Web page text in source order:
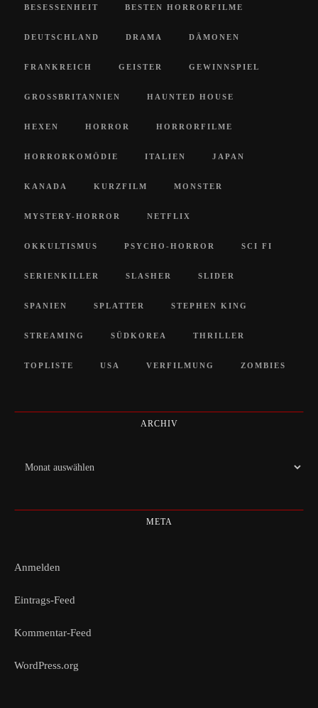
BESESSENHEIT BESTEN HORRORFILME
DEUTSCHLAND DRAMA DÄMONEN
FRANKREICH GEISTER GEWINNSPIEL
GROSSBRITANNIEN HAUNTED HOUSE
HEXEN HORROR HORRORFILME
HORRORKOMÖDIE ITALIEN JAPAN
KANADA KURZFILM MONSTER
MYSTERY-HORROR NETFLIX
OKKULTISMUS PSYCHO-HORROR SCI FI
SERIENKILLER SLASHER SLIDER
SPANIEN SPLATTER STEPHEN KING
STREAMING SÜDKOREA THRILLER
TOPLISTE USA VERFILMUNG ZOMBIES
ARCHIV
Archiv
META
Anmelden
Eintrags-Feed
Kommentar-Feed
WordPress.org